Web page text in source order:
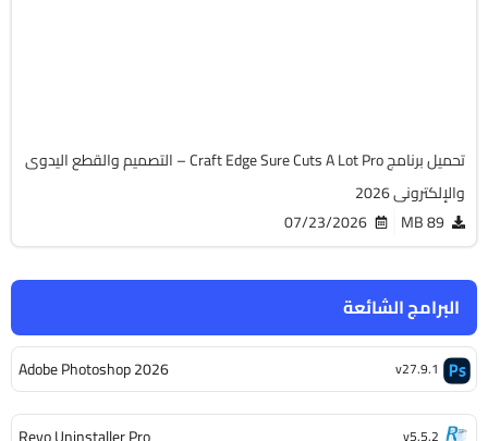
البرامج الشائعة
Adobe Photoshop 2026 v27.9.1
v5.5.2
تحميل برنامج Craft Edge Sure Cuts A Lot Pro – التصميم والقطع اليدوى
والإلكترونى 2026
89 MB
07/23/2026